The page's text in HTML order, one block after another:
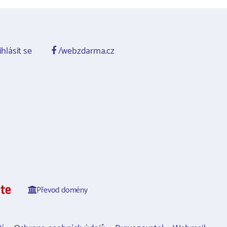
se /webzdarma.cz
Převod domény